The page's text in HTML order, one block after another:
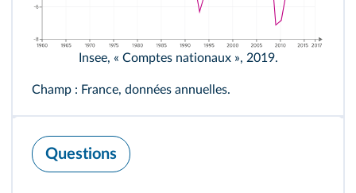
Insee, « Comptes nationaux », 2019.
Champ : France, données annuelles.
Questions